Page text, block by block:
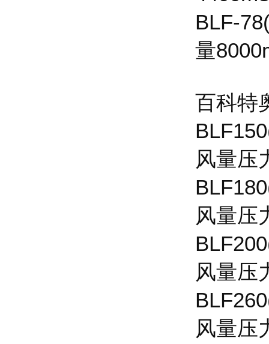
BLF-
量
百科特
风量压
风量压
风量压
风量压